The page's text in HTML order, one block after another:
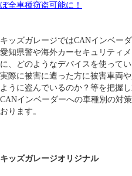
ぼ全車種窃盗可能に！
キッズガレージではCANインベー
愛知県警や海外カーセキュリティ
に、どのようなデバイスを使って
実際に被害に遭った方に被害車両
ように盗んでいるのか？等を把握
CANインベーダーへの車種別の対
おります。
キッズガレージオリジナル